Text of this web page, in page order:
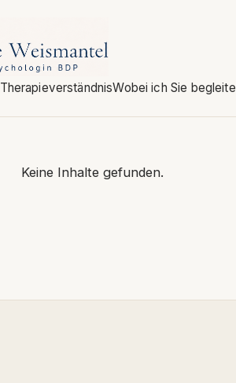
TherapieverständnisWobei ich Sie begleite
Keine Inhalte gefunden.